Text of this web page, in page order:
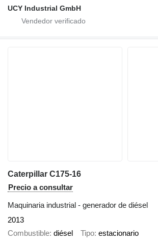
UCY Industrial GmbH
Caterpillar C175-16
Precio a consultar
Maquinaria industrial - generador de diésel
2013
Combustible diésel Tipo estacionario